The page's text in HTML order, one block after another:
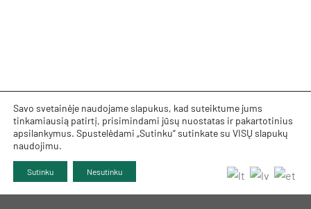
Savo svetainėje naudojame slapukus, kad suteiktume jums
tinkamiausią patirtį, prisimindami jūsų nuostatas ir pakartotinius
apsilankymus. Spustelėdami „Sutinku“ sutinkate su VISŲ slapukų
naudojimu.
Sutinku Nesutinku